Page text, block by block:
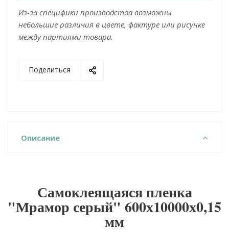
Из-за специфики производства возможны
небольшие различия в цвете, фактуре или рисунке
между партиями товара.
Поделиться
Описание
Самоклеящаяся пленка
"Мрамор серый" 600х10000х0,15
мм